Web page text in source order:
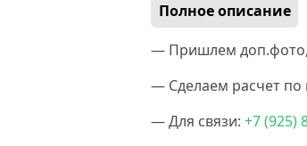
Полное описание
— Пришлем
— Сделаем расчет по
— Для связи: +7(925)